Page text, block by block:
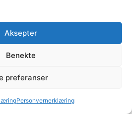
Aksepter
Benekte
preferanser
Personvernerklæring
kr